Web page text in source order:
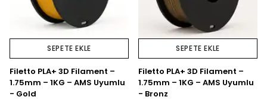
SEPETE EKLE
Filetto PLA+ 3D Filament –
1.75mm – 1KG – AMS Uyumlu
- Gold
SEPETE EKLE
Filetto PLA+ 3D Filament –
1.75mm – 1KG – AMS Uyumlu
- Bronz